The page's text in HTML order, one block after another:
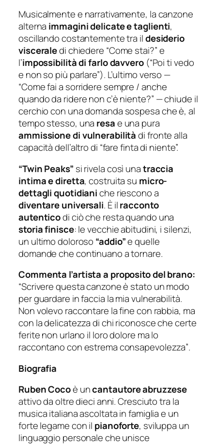
Musicalmente e narrativamente, la canzone
alterna immagini delicate e taglienti,
oscillando costantemente tra ildesiderio
visceraledi chiedere “Come stai?”e
l’impossibilità di farlo davvero(“Poi ti vedo
e non so più parlare”). L’ultimo verso —
“Come fai a sorridere sempre / anche
quando da ridere non c’è niente?” — chiude il
cerchio con una domanda sospesa che è, al
tempo stesso, una resae una pura
ammissione di vulnerabilitàdi fronte alla
capacità dell’altro di “fare finta di niente”.
“Twin Peaks” si rivela così unatraccia
intima e diretta, costruita su micro-
dettagli quotidianiche riescono a
diventare universali. È ilracconto
autenticodi ciò che resta quando una
storia finisce: le vecchie abitudini, i silenzi,
un ultimo doloroso “addio”e quelle
domande che continuano a tornare.
Commenta l’artista a proposito del brano:
“Scrivere questa canzone è stato un modo
per guardare in faccia la mia vulnerabilità.
Non volevo raccontare la fine con rabbia, ma
con la delicatezza di chi riconosce che certe
ferite non urlano il loro dolore ma lo
raccontano con estrema consapevolezza”.
Biografia
Ruben Cocoè uncantautore abruzzese
attivo da oltre dieci anni. Cresciuto tra la
musica italiana ascoltata in famiglia e un
forte legame con il pianoforte, sviluppa un
linguaggio personale che unisce